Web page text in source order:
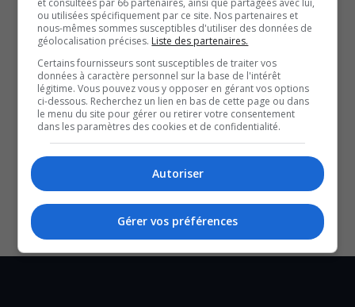
Le passager de 18 ans qui l’accompagnait, n’avait pas
non plus de justification valable.
Les deux jeunes hommes ont reçu un constat de $1558
pour le non-respect du couvre-feu.
Le conducteur a aussi reçu une amende de 3500$ et 21
points d’inaptitude.
SOUTENIR NOS MÉDIAS, C’EST PROTÉGER NOTRE
ou utilisées spécifiquement par ce site. Nos partenaires et
nous-mêmes sommes susceptibles d'utiliser des données de
géolocalisation précises. Liste des partenaires.
Certains fournisseurs sont susceptibles de traiter vos
données à caractère personnel sur la base de l'intérêt
légitime. Vous pouvez vous y opposer en gérant vos options
ci-dessous. Recherchez un lien en bas de cette page ou dans
le menu du site pour gérer ou retirer votre consentement
dans les paramètres des cookies et de confidentialité.
Autoriser
Gérer vos préférences